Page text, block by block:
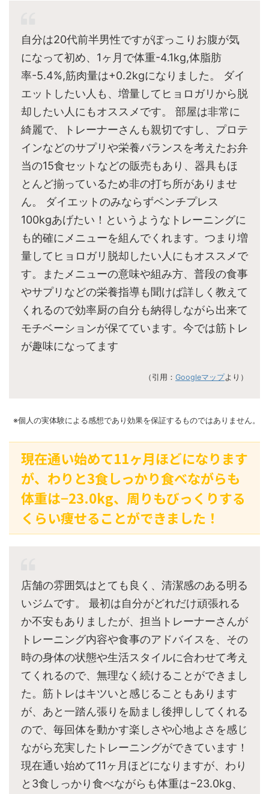
自分は20代前半男性ですがぽっこりお腹が気
になって初め、1ヶ月で体重-4.1kg,体脂肪
率-5.4%,筋肉量は+0.2kgになりました。 ダイ
エットしたい人も、増量してヒョロガリから脱
却したい人にもオススメです。 部屋は非常に
綺麗で、トレーナーさんも親切ですし、プロテ
インなどのサプリや栄養バランスを考えたお弁
当の15食セットなどの販売もあり、器具もほ
とんど揃っているため非の打ち所がありませ
ん。 ダイエットのみならずベンチプレス
100kgあげたい！というようなトレーニングに
も的確にメニューを組んでくれます。つまり増
量してヒョロガリ脱却したい人にもオススメで
す。またメニューの意味や組み方、普段の食事
やサプリなどの栄養指導も聞けば詳しく教えて
くれるので効率厨の自分も納得しながら出来て
モチベーションが保てています。今では筋トレ
が趣味になってます
（引用： Googleマップより）
※個人の実体験による感想であり効果を保証するものではありません。
現在通い始めて11ヶ月ほどになります
が、わりと3食しっかり食べながらも
体重は−23.0kg、周りもびっくりする
くらい痩せることができました！
店舗の雰囲気はとても良く、清潔感のある明る
いジムです。 最初は自分がどれだけ頑張れる
か不安もありましたが、担当トレーナーさんが
トレーニング内容や食事のアドバイスを、その
時の身体の状態や生活スタイルに合わせて考え
てくれるので、無理なく続けることができまし
た。筋トレはキツいと感じることもあります
が、あと一踏ん張りを励まし後押ししてくれる
ので、毎回体を動かす楽しさや心地よさを感じ
ながら充実したトレーニングができています！
現在通い始めて11ヶ月ほどになりますが、わり
と3食しっかり食べながらも体重は−23.0kg、